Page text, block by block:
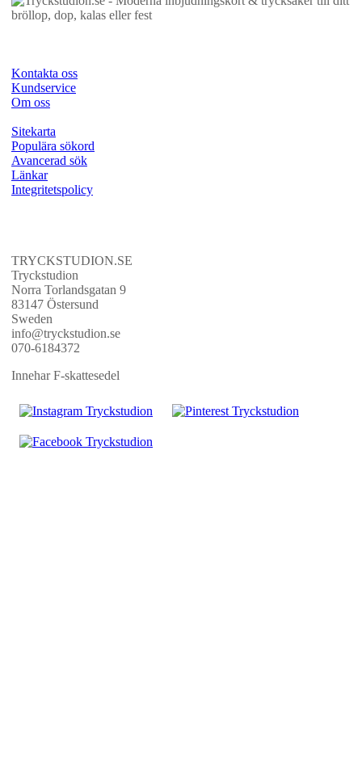
Kontakta oss
Kundservice
Om oss
Sitekarta
Populära sökord
Avancerad sök
Länkar
Integritetspolicy
TRYCKSTUDION.SE
Tryckstudion
Norra Torlandsgatan 9
83147 Östersund
Sweden
info@tryckstudion.se
070-6184372
Innehar F-skattesedel